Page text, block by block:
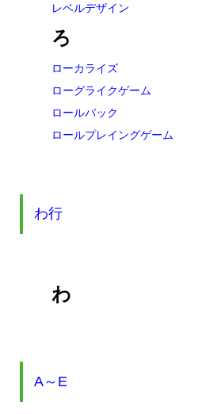
レベルデザイン
ろ
ローカライズ
ローグライクゲーム
ロールバック
ロールプレイングゲーム
わ行
わ
A～E